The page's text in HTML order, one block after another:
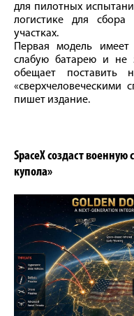
для пилотных
логистике для
участках.
Первая модель имеет
слабую батарею и не
обещает
«сверхчеловеческими
пишет издание.
SpaceX создаст военную
купола»